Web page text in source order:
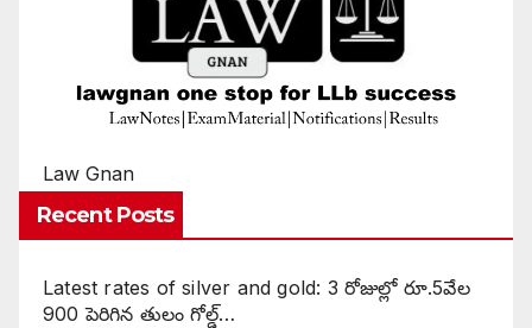
Law Gnan
Recent Posts
Latest rates of silver and gold: 3 రోజుల్లో రూ.5వేల
900 పెరిగిన తులం గోల్డ్…